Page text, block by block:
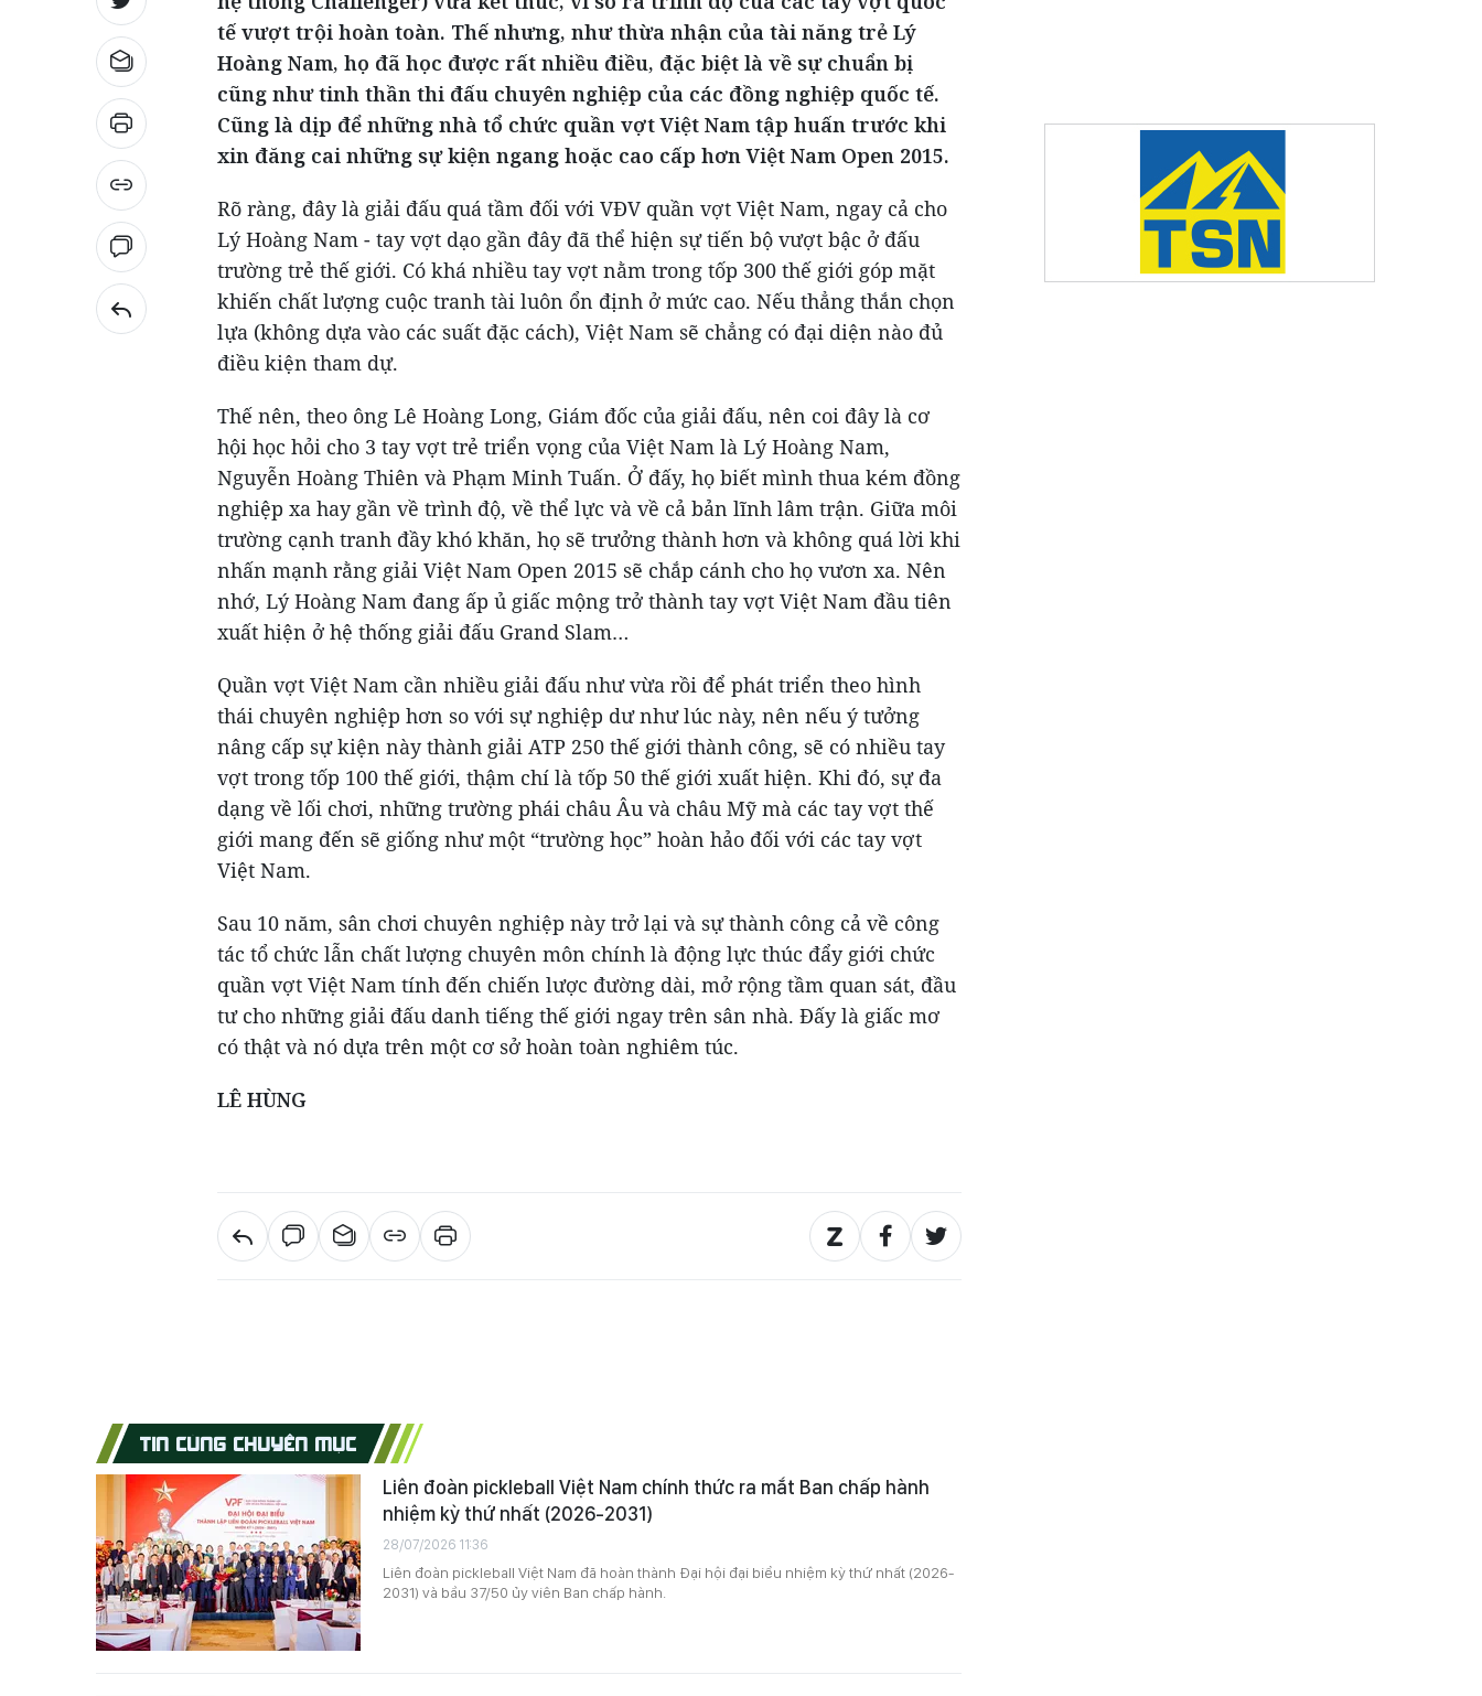
tế vượt trội hoàn toàn. Thế nhưng, như thừa nhận của tài năng trẻ Lý
Hoàng Nam, họ đã học được rất nhiều điều, đặc biệt là về sự chuẩn bị
cũng như tinh thần thi đấu chuyên nghiệp của các đồng nghiệp quốc tế.
Cũng là dịp để những nhà tổ chức quần vợt Việt Nam tập huấn trước khi
xin đăng cai những sự kiện ngang hoặc cao cấp hơn Việt Nam Open 2015.
Rõ ràng, đây là giải đấu quá tầm đối với VĐV quần vợt Việt Nam, ngay cả cho
Lý Hoàng Nam - tay vợt dạo gần đây đã thể hiện sự tiến bộ vượt bậc ở đấu
trường trẻ thế giới. Có khá nhiều tay vợt nằm trong tốp 300 thế giới góp mặt
khiến chất lượng cuộc tranh tài luôn ổn định ở mức cao. Nếu thẳng thắn chọn
lựa (không dựa vào các suất đặc cách), Việt Nam sẽ chẳng có đại diện nào đủ
điều kiện tham dự.
Thế nên, theo ông Lê Hoàng Long, Giám đốc của giải đấu, nên coi đây là cơ
hội học hỏi cho 3 tay vợt trẻ triển vọng của Việt Nam là Lý Hoàng Nam,
Nguyễn Hoàng Thiên và Phạm Minh Tuấn. Ở đấy, họ biết mình thua kém đồng
nghiệp xa hay gần về trình độ, về thể lực và về cả bản lĩnh lâm trận. Giữa môi
trường cạnh tranh đầy khó khăn, họ sẽ trưởng thành hơn và không quá lời khi
nhấn mạnh rằng giải Việt Nam Open 2015 sẽ chắp cánh cho họ vươn xa. Nên
nhớ, Lý Hoàng Nam đang ấp ủ giấc mộng trở thành tay vợt Việt Nam đầu tiên
xuất hiện ở hệ thống giải đấu Grand Slam…
Quần vợt Việt Nam cần nhiều giải đấu như vừa rồi để phát triển theo hình
thái chuyên nghiệp hơn so với sự nghiệp dư như lúc này, nên nếu ý tưởng
nâng cấp sự kiện này thành giải ATP 250 thế giới thành công, sẽ có nhiều tay
vợt trong tốp 100 thế giới, thậm chí là tốp 50 thế giới xuất hiện. Khi đó, sự đa
dạng về lối chơi, những trường phái châu Âu và châu Mỹ mà các tay vợt thế
giới mang đến sẽ giống như một “trường học” hoàn hảo đối với các tay vợt
Việt Nam.
Sau 10 năm, sân chơi chuyên nghiệp này trở lại và sự thành công cả về công
tác tổ chức lẫn chất lượng chuyên môn chính là động lực thúc đẩy giới chức
quần vợt Việt Nam tính đến chiến lược đường dài, mở rộng tầm quan sát, đầu
tư cho những giải đấu danh tiếng thế giới ngay trên sân nhà. Đấy là giấc mơ
có thật và nó dựa trên một cơ sở hoàn toàn nghiêm túc.
LÊ HÙNG
TIN CÙNG CHUYÊN MỤC
Liên đoàn pickleball Việt Nam chính thức ra mắt Ban chấp hành
nhiệm kỳ thứ nhất (2026-2031)
28/07/2026 11:36
Liên đoàn pickleball Việt Nam đã hoàn thành Đại hội đại biểu nhiệm kỳ thứ nhất (2026-
2031) và bầu 37/50 ủy viên Ban chấp hành.